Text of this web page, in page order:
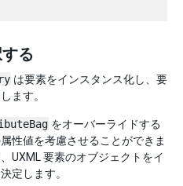
る
は要素をインスタンス化し、要
ます。
をオーバーライドする
性値を考慮させることができま
UXML 要素のオブジェクトをイ
定します。